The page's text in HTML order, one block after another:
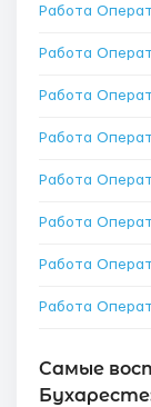
Работа
Работа
Работа
Работа
Работа
Работа
Работа
Работа
Самые